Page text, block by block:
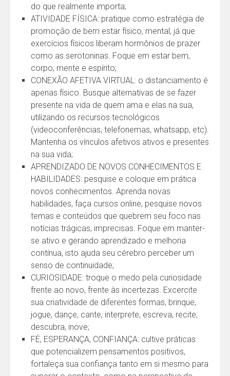
do que realmente importa;
ATIVIDADE FÍSICA: pratique como estratégia de
promoção de bem estar físico, mental, já que
exercícios físicos liberam hormônios de prazer
como as serotoninas. Foque em estar bem,
corpo, mente e espírito;
CONEXÃO AFETIVA VIRTUAL: o distanciamento é
apenas físico. Busque alternativas de se fazer
presente na vida de quem ama e elas na sua,
utilizando os recursos tecnológicos
(videoconferências, telefonemas, whatsapp, etc).
Mantenha os vínculos afetivos ativos e presentes
na sua vida;
APRENDIZADO DE NOVOS CONHECIMENTOS E
HABILIDADES: pesquise e coloque em prática
novos conhecimentos. Aprenda novas
habilidades, faça cursos online, pesquise novos
temas e conteúdos que quebrem seu foco nas
notícias trágicas, imprecisas. Foque em manter-
se ativo e gerando aprendizado e melhoria
contínua, isto ajuda seu cérebro perceber um
senso de continuidade;
CURIOSIDADE: troque o medo pela curiosidade
frente ao novo, frente às incertezas. Excercite
sua criatividade de diferentes formas, brinque,
jogue, dançe, cante, interprete, escreva, recite,
descubra, inove;
FÉ, ESPERANÇA, CONFIANÇA: cultive práticas
que potencializem pensamentos positivos,
fortaleça sua confiança tanto em si mesmo para